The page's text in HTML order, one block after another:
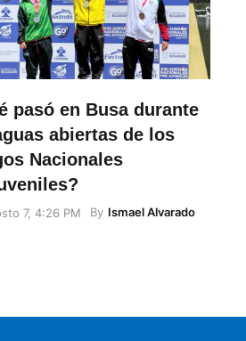
pasó en Busa durante
abiertas de los
Nacionales
7, 4:26 PM By Ismael Alvarado